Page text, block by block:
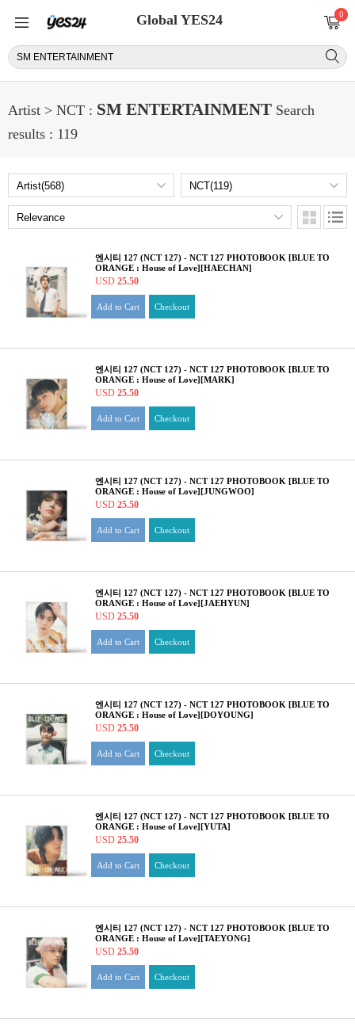
Global YES24 0
Artist > NCT : SM ENTERTAINMENT Search
results : 119
엔시티 127 (NCT 127) - NCT 127 PHOTOBOOK [BLUE TO
ORANGE : House of Love][HAECHAN]
USD 25.50
Add to Cart Checkout
엔시티 127 (NCT 127) - NCT 127 PHOTOBOOK [BLUE TO
ORANGE : House of Love][MARK]
USD 25.50
Add to Cart Checkout
엔시티 127 (NCT 127) - NCT 127 PHOTOBOOK [BLUE TO
ORANGE : House of Love][JUNGWOO]
USD 25.50
Add to Cart Checkout
엔시티 127 (NCT 127) - NCT 127 PHOTOBOOK [BLUE TO
ORANGE : House of Love][JAEHYUN]
USD 25.50
Add to Cart Checkout
엔시티 127 (NCT 127) - NCT 127 PHOTOBOOK [BLUE TO
ORANGE : House of Love][DOYOUNG]
USD 25.50
Add to Cart Checkout
엔시티 127 (NCT 127) - NCT 127 PHOTOBOOK [BLUE TO
ORANGE : House of Love][YUTA]
USD 25.50
Add to Cart Checkout
엔시티 127 (NCT 127) - NCT 127 PHOTOBOOK [BLUE TO
ORANGE : House of Love][TAEYONG]
USD 25.50
Add to Cart Checkout